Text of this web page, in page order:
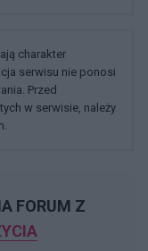
charakter
serwisu nie ponosi
Przed
w serwisie, należy
FORUM Z